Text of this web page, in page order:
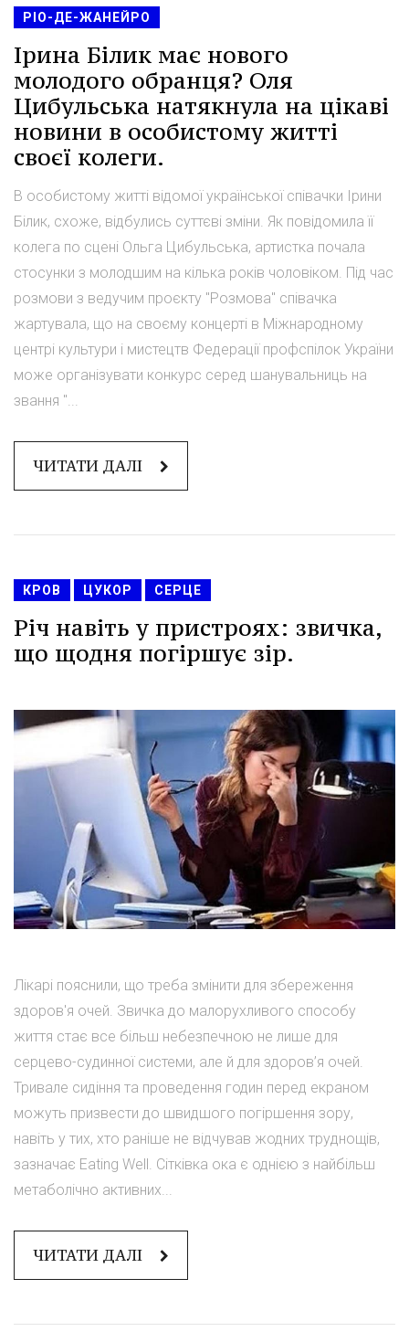
РІО-ДЕ-ЖАНЕЙРО
Ірина Білик має нового
молодого обранця? Оля
Цибульська натякнула на цікаві
новини в особистому житті
своєї колеги.
В особистому житті відомої української співачки Ірини
Білик, схоже, відбулись суттєві зміни. Як повідомила її
колега по сцені Ольга Цибульська, артистка почала
стосунки з молодшим на кілька років чоловіком. Під час
розмови з ведучим проєкту "Розмова" співачка
жартувала, що на своєму концерті в Міжнародному
центрі культури і мистецтв Федерації профспілок України
може організувати конкурс серед шанувальниць на
звання "...
ЧИТАТИ ДАЛІ
КРОВ ЦУКОР СЕРЦЕ
Річ навіть у пристроях: звичка,
що щодня погіршує зір.
Лікарі пояснили, що треба змінити для збереження
здоров'я очей. Звичка до малорухливого способу
життя стає все більш небезпечною не лише для
серцево-судинної системи, але й для здоров’я очей.
Тривале сидіння та проведення годин перед екраном
можуть призвести до швидшого погіршення зору,
навіть у тих, хто раніше не відчував жодних труднощів,
зазначає Eating Well. Сітківка ока є однією з найбільш
метаболічно активних...
ЧИТАТИ ДАЛІ